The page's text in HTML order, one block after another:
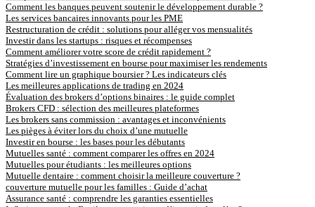
Comment les banques peuvent soutenir le développement durable ?
Les services bancaires innovants pour les PME
Restructuration de crédit : solutions pour alléger vos mensualités
Investir dans les startups : risques et récompenses
Comment améliorer votre score de crédit rapidement ?
Stratégies d’investissement en bourse pour maximiser les rendements
Comment lire un graphique boursier ? Les indicateurs clés
Les meilleures applications de trading en 2024
Évaluation des brokers d’options binaires : le guide complet
Brokers CFD : sélection des meilleures plateformes
Les brokers sans commission : avantages et inconvénients
Les pièges à éviter lors du choix d’une mutuelle
Investir en bourse : les bases pour les débutants
Mutuelles santé : comment comparer les offres en 2024
Mutuelles pour étudiants : les meilleures options
Mutuelle dentaire : comment choisir la meilleure couverture ?
couverture mutuelle pour les familles : Guide d’achat
Assurance santé : comprendre les garanties essentielles